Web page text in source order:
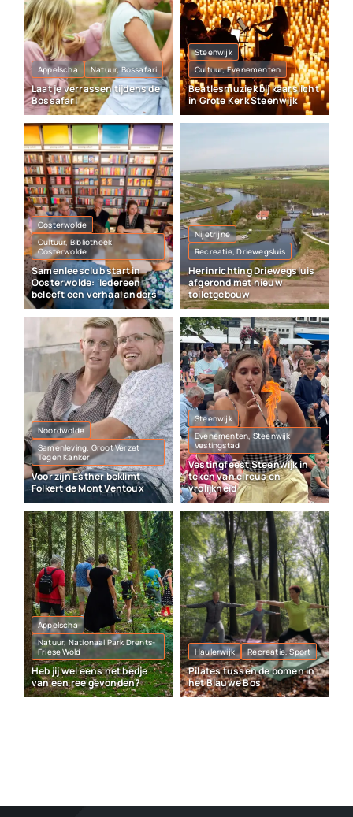
Appelscha Natuur, Bossafari
Laat je verrassen tijdens de
Bossafari
Steenwijk
Cultuur, Evenementen
Beatlesmuziek bij kaarslicht
in Grote Kerk Steenwijk
Oosterwolde
Cultuur, Bibliotheek
Oosterwolde
Samenleesclub start in
Oosterwolde: ‘Iedereen
beleeft een verhaal anders’
Nijetrijne
Recreatie, Driewegsluis
Herinrichting Driewegsluis
afgerond met nieuw
toiletgebouw
Noordwolde
Samenleving, Groot Verzet
Tegen Kanker
Voor zijn Esther beklimt
Folkert de Mont Ventoux
Steenwijk
Evenementen, Steenwijk
Vestingstad
Vestingfeest Steenwijk in
teken van circus en
vrolijkheid
Appelscha
Natuur, Nationaal Park Drents-
Friese Wold
Heb jij wel eens het bedje
van een ree gevonden?
Haulerwijk Recreatie, Sport
Pilates tussen de bomen in
het Blauwe Bos